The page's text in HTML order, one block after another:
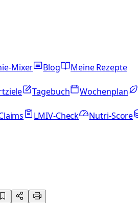
Mixer Blog
Meine Rezepte
Tagebuch Wochenplan
LMIV-Check Nutri-Score